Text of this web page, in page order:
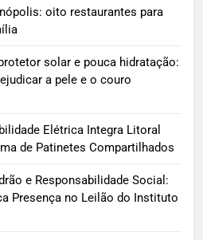
oito restaurantes para
solar e pouca hidratação:
a pele e o couro
Elétrica Integra Litoral
de Patinetes Compartilhados
e Responsabilidade Social:
Presença no Leilão do Instituto